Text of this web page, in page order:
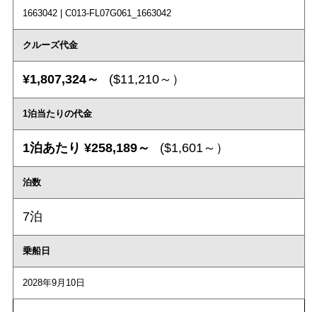
1663042 | C013-FL07G061_1663042
クルーズ代金
¥1,807,324～ ($11,210～）
1泊当たりの代金
1泊あたり ¥258,189～ ($1,601～）
泊数
7泊
乗船日
2028年9月10日